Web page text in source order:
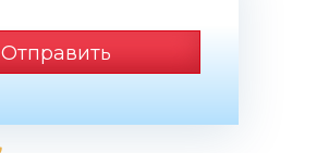
Отправить